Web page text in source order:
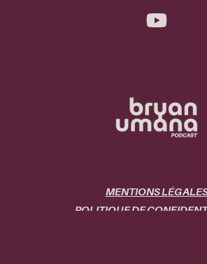
MENTIONS
POLITIQUE DE